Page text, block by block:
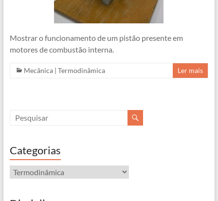
Mostrar o funcionamento de um pistão presente em
motores de combustão interna.
Mecânica| Termodinâmica Ler mais
Categorias
Categorias